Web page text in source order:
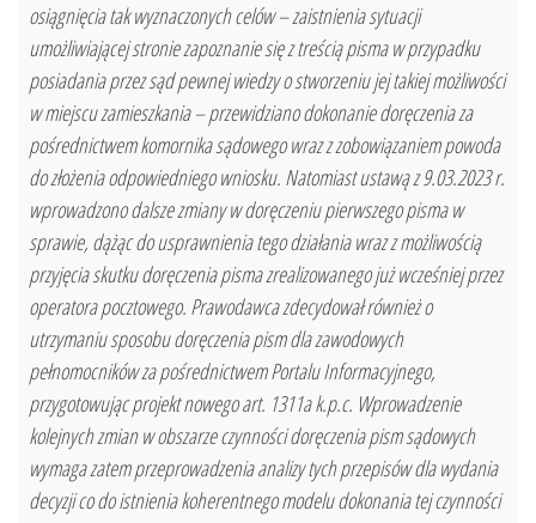
osiągnięcia tak wyznaczonych celów – zaistnienia sytuacji
umożliwiającej stronie zapoznanie się z treścią pisma w przypadku
posiadania przez sąd pewnej wiedzy o stworzeniu jej takiej możliwości
w miejscu zamieszkania – przewidziano dokonanie doręczenia za
pośrednictwem komornika sądowego wraz z zobowiązaniem powoda
do złożenia odpowiedniego wniosku. Natomiast ustawą z 9.03.2023 r.
wprowadzono dalsze zmiany w doręczeniu pierwszego pisma w
sprawie, dążąc do usprawnienia tego działania wraz z możliwością
przyjęcia skutku doręczenia pisma zrealizowanego już wcześniej przez
operatora pocztowego. Prawodawca zdecydował również o
utrzymaniu sposobu doręczenia pism dla zawodowych
pełnomocników za pośrednictwem Portalu Informacyjnego,
przygotowując projekt nowego art. 1311a k.p.c. Wprowadzenie
kolejnych zmian w obszarze czynności doręczenia pism sądowych
wymaga zatem przeprowadzenia analizy tych przepisów dla wydania
decyzji co do istnienia koherentnego modelu dokonania tej czynności